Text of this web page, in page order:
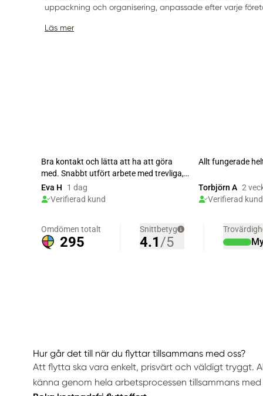
uppackning och organisering, anpassade efter varje
Läs mer
Hur går det till när du flyttar tillsammans med oss?
Att flytta ska vara enkelt, prisvärt och väldigt tryggt.
känna genom hela arbetsprocessen tillsammans med